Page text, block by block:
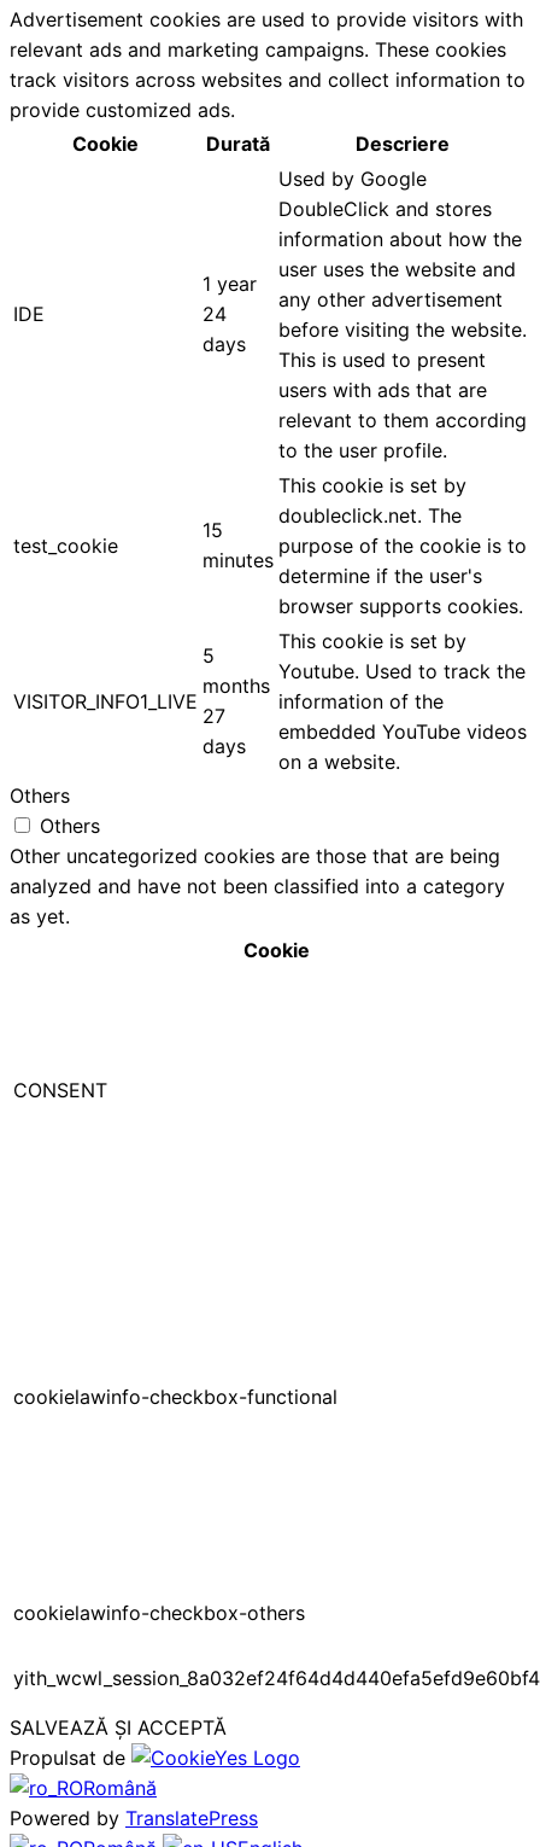
Advertisement cookies are used to provide visitors with
relevant ads and marketing campaigns. These cookies
track visitors across websites and collect information to
provide customized ads.
Cookie
Durată Descriere
IDE
1 year
24
days
Used by Google
DoubleClick and stores
information about how the
user uses the website and
any other advertisement
before visiting the website.
This is used to present
users with ads that are
relevant to them according
to the user profile.
test_cookie
15
minutes
This cookie is set by
doubleclick.net. The
purpose of the cookie is to
determine if the user's
browser supports cookies.
VISITOR_INFO1_LIVE
5
months
27
days
This cookie is set by
Youtube. Used to track the
information of the
embedded YouTube videos
on a website.
Others
Others
Other uncategorized cookies are those that are being
analyzed and have not been classified into a category
as yet.
Cookie
CONSENT
cookielawinfo-checkbox-functional
cookielawinfo-checkbox-others
yith_wcwl_session_8a032ef24f64d4d440efa5efd9e60bf4
SALVEAZĂ ȘI ACCEPTĂ
Propulsat de
Română
Powered by TranslatePress